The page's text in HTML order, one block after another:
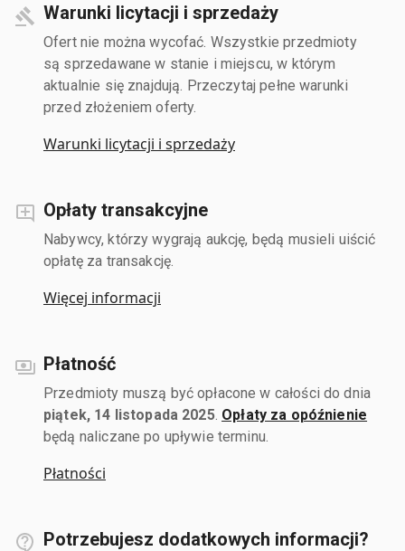
Warunki licytacji i sprzedaży
Ofert nie można wycofać. Wszystkie przedmioty
są sprzedawane w stanie i miejscu, w którym
aktualnie się znajdują. Przeczytaj pełne warunki
przed złożeniem oferty.
Warunki licytacji i sprzedaży
Opłaty transakcyjne
Nabywcy, którzy wygrają aukcję, będą musieli uiścić
opłatę za transakcję.
Więcej informacji
Płatność
Przedmioty muszą być opłacone w całości do dnia
piątek, 14 listopada 2025. Opłaty za opóźnienie
będą naliczane po upływie terminu.
Płatności
Potrzebujesz dodatkowych informacji?